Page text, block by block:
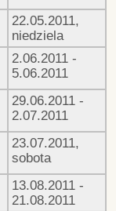
22.05.2011,
niedziela
2.06.2011 -
5.06.2011
29.06.2011 -
2.07.2011
23.07.2011,
sobota
13.08.2011 -
21.08.2011